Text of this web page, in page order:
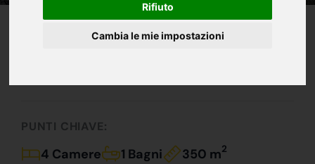
Rifiuto
Cambia le mie impostazioni
La Villa Che Aspettavi !!!
PUNTI CHIAVE:
4 Camere 1 Bagni 350 m2